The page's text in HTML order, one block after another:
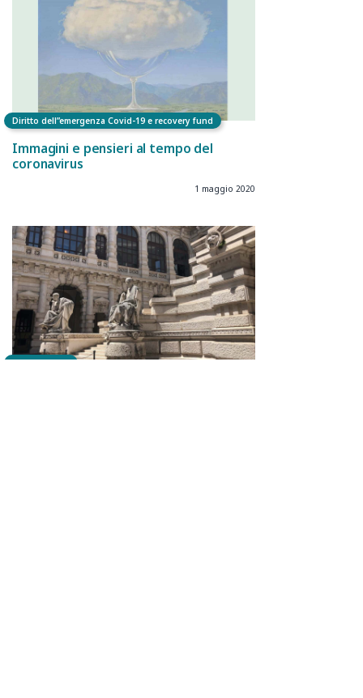
Diritto dell”emergenza Covid-19 e recovery fund
Immagini e pensieri al tempo del
coronavirus
1 maggio 2020
Diritto Penale